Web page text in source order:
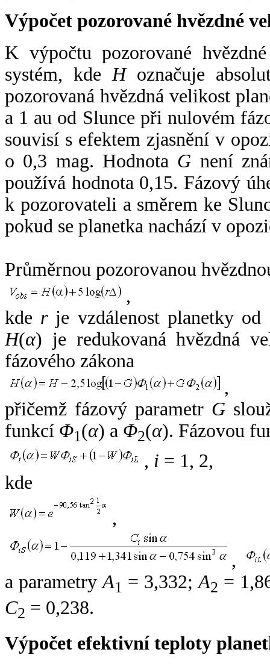
Výpočet pozorované hvězdné
K výpočtu pozorované
systém, kde Hoznačuje
pozorovaná hvězdná velikost
a 1 au od Slunce při nulovém
souvisí s efektem zjasnění v
o 0,3 mag. Hodnota G není
používá hodnota 0,15. Fázový
k pozorovateli a směrem ke
pokud se planetka nachází v
Průměrnou pozorovanou
,
kde rje vzdálenost planetky od
H(α) je redukovaná hvězdná
fázového zákona
,
přičemž fázový parametr G
funkcí Φ1(α) a Φ2(α). Fázovou
, i = 1, 2,
kde
,
,
a parametryA1 = 3,332;A2 =
C2 = 0,238.
Výpočet efektivní teploty